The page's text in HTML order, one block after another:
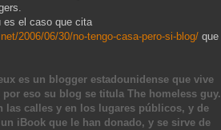
es el caso que cita
2006/06/30/no-tengo-casa-pero-si-blog/ que
es un blogger estadounidense que vive
por eso su blog se titula The homeless guy.
las calles y en los lugares públicos, y de
iBook que le han donado, y se sirve de